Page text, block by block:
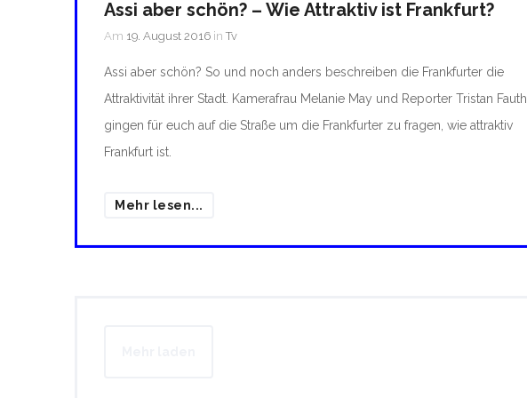
Assi aber schön? – Wie Attraktiv ist Frankfurt?
Am 19. August 2016 inTv
Assi aber schön? So und noch anders beschreiben die Frankfurter die
Attraktivität ihrer Stadt. Kamerafrau Melanie May und Reporter Tristan Fauth
gingen für euch auf die Straße um die Frankfurter zu fragen, wie attraktiv
Frankfurt ist.
Mehr lesen...